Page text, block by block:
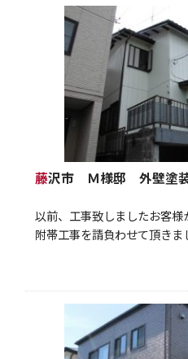
藤沢市 Ｍ様邸 外壁塗装
以前、工事致しましたお客
附帯工事を請負わせて頂きま